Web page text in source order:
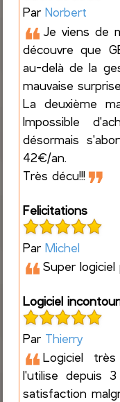
Par Norbert
❝Je viens de
découvre que
au-delà de la
mauvaise
La deuxième
Impossible
désormais
42€/an.
Très décu!!! ❞
Felicitations
Par Michel
❝ Super
Logiciel
Par Thierry
❝Logiciel
l'utilise depuis
satisfaction